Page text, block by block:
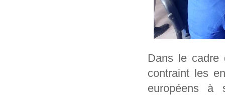
Dans le cadre
contraint les
européens à